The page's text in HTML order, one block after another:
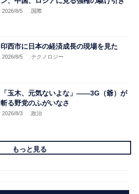
2026/8/5 .国際
印西市に日本の経済成長の現場を見た
2026/8/5 .テクノロジー
「玉木、元気ないよな」――3G（爺）が
斬る野党のふがいなさ
2026/8/3 .政治
もっと見る